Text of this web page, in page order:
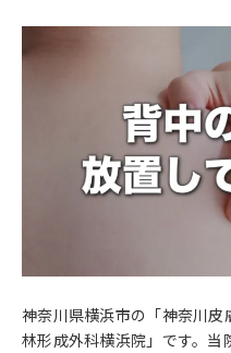
神奈川県横浜市の「神奈川
林形成外科横浜院」です。